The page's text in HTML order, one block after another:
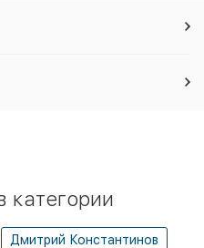
категории
Дмитрий Константинов